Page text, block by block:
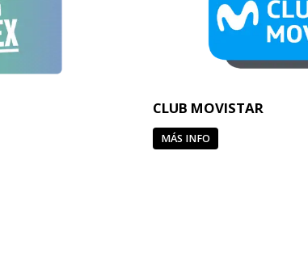
CLUB MOVISTAR
MÁS INFO